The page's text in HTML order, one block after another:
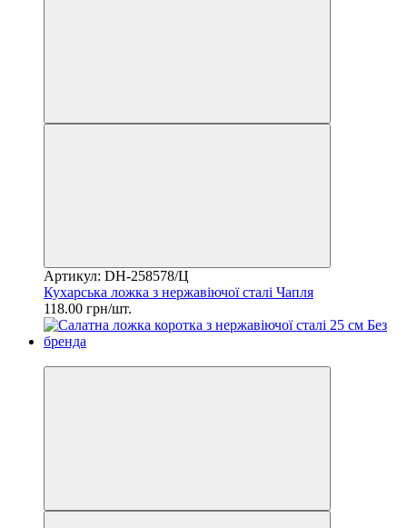
Артикул: DH-258578/Ц
Кухарська ложка з нержавіючої сталі Чапля
118.00 грн/шт.